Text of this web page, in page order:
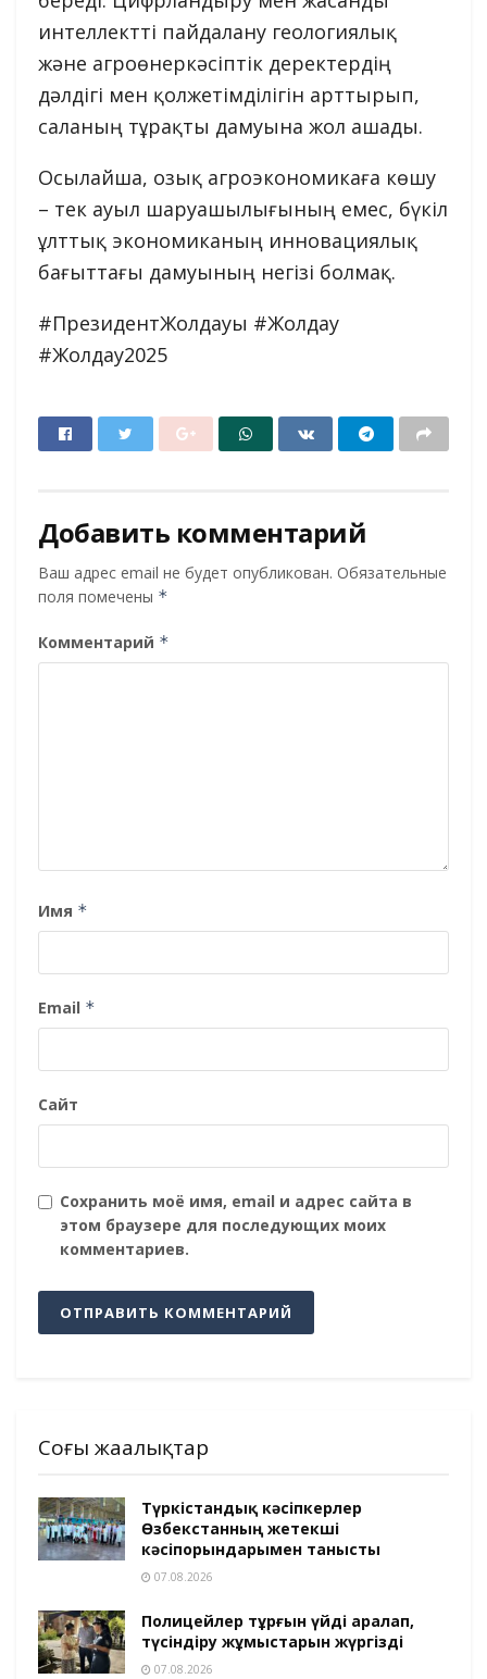
интеллектті пайдалану геологиялық
және агроөнеркәсіптік деректердің
дәлдігі мен қолжетімділігін арттырып,
саланың тұрақты дамуына жол ашады.
Осылайша, озық агроэкономикаға көшу
– тек ауыл шаруашылығының емес, бүкіл
ұлттық экономиканың инновациялық
бағыттағы дамуының негізі болмақ.
#ПрезидентЖолдауы #Жолдау
#Жолдау2025
Добавить комментарий
Ваш адрес email не будет опубликован. Обязательные
поля помечены *
Комментарий *
Имя *
Email *
Сайт
Сохранить моё имя, email и адрес сайта в
этом браузере для последующих моих
комментариев.
Соңғы жаңалықтар
Түркістандық кәсіпкерлер
Өзбекстанның жетекші
кәсіпорындарымен танысты
07.08.2026
Полицейлер тұрғын үйді аралап,
түсіндіру жұмыстарын жүргізді
07.08.2026